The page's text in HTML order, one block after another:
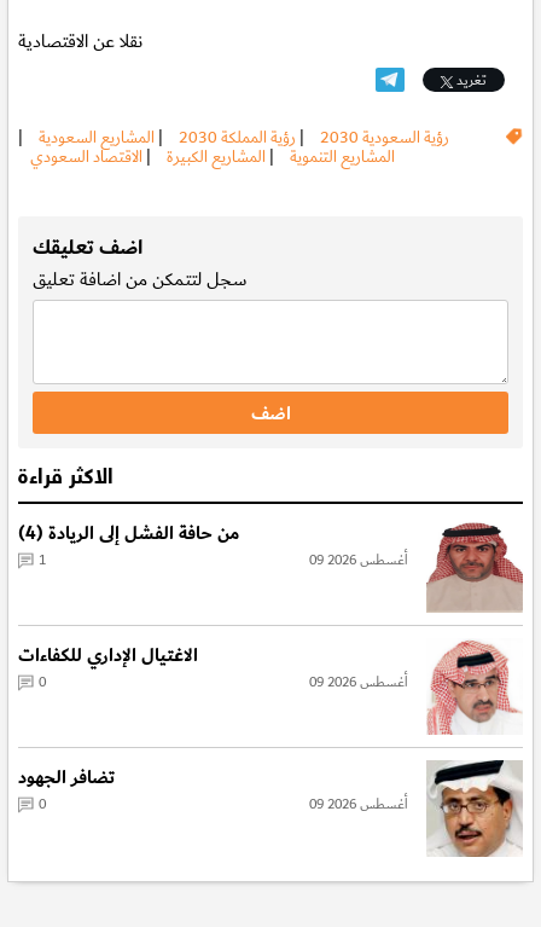
نقلا عن الاقتصادية
تغريد
رؤية السعودية 2030 | رؤية المملكة 2030 | المشاريع السعودية |
المشاريع التنموية | المشاريع الكبيرة | الاقتصاد السعودي
اضف تعليقك
سجللتتمكن من اضافة تعليق
الاكثر قراءة
من حافة الفشل إلى الريادة (4)
09 أغسطس 2026 1
الاغتيال الإداري للكفاءات
09 أغسطس 2026 0
تضافر الجهود
09 أغسطس 2026 0